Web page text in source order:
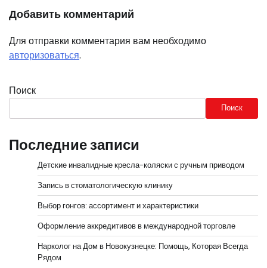
Добавить комментарий
Для отправки комментария вам необходимо
авторизоваться.
Поиск
Поиск
Последние записи
Детские инвалидные кресла-коляски с ручным приводом
Запись в стоматологическую клинику
Выбор гонгов: ассортимент и характеристики
Оформление аккредитивов в международной торговле
Нарколог на Дом в Новокузнецке: Помощь, Которая Всегда
Рядом